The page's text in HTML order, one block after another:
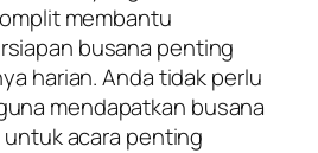
membantu
busana penting
harian. Anda tidak perlu
mendapatkan busana
acara penting